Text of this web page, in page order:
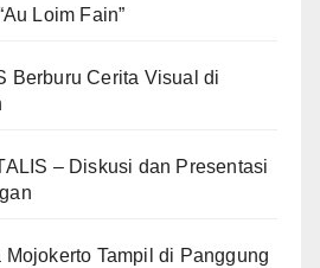
Loim Fain”
Berburu Cerita Visual di
– Diskusi dan Presentasi
Mojokerto Tampil di Panggung